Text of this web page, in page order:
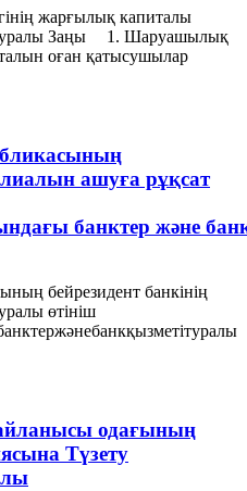
жарғылық капиталы
туралы Заңы 1. Шаруашылық
оған қатысушылар
ашуға рұқсат
банктер және
бейрезидент банкінің
өтініш
одағының
Түзету